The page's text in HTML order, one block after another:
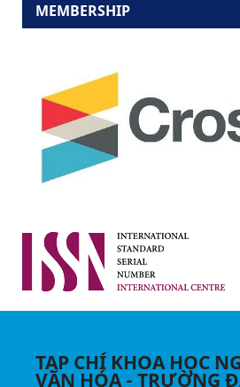
MEMBERSHIP
TẠP CHÍ KHOA HỌC
VĂN HÓA - TRƯỜNG